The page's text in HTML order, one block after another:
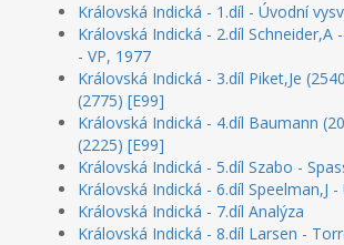
Královská Indická - 1.díl - Úvodní
Královská Indická - 2.díl Schneider,A
- VP, 1977
Královská Indická - 3.díl Piket,Je
(2775) [E99]
Královská Indická - 4.díl Baumann
(2225) [E99]
Královská Indická - 5.díl Szabo -
Královská Indická - 6.díl Speelman,J
Královská Indická - 7.díl Analýza
Královská Indická - 8.díl Larsen -